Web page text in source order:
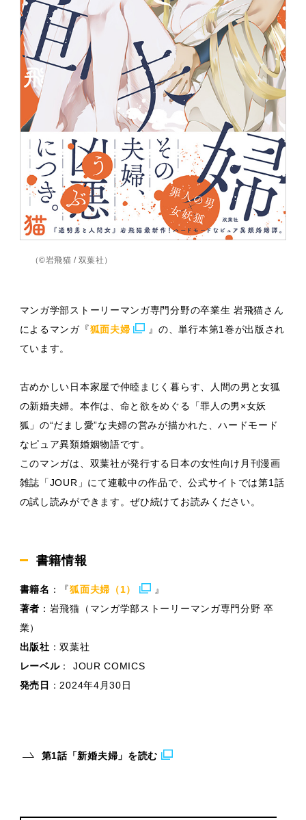
（©岩飛猫 / 双葉社）
マンガ学部ストーリーマンガ専門分野の卒業生 岩飛猫さん
によるマンガ『狐面夫婦
』の、単行本第1巻が出版され
ています。
古めかしい日本家屋で仲睦まじく暮らす、人間の男と女狐
の新婚夫婦。本作は、命と欲をめぐる「罪人の男×女妖
狐」の“だまし愛”な夫婦の営みが描かれた、ハードモード
なピュア異類婚姻物語です。
このマンガは、双葉社が発行する日本の女性向け月刊漫画
雑誌「JOUR」にて連載中の作品で、公式サイトでは第1話
の試し読みができます。ぜひ続けてお読みください。
書籍情報
書籍名 ：『狐面夫婦（1）
』
著者 ：岩飛猫（マンガ学部ストーリーマンガ専門分野 卒
業）
出版社 ：双葉社
レーベル： JOUR COMICS
発売日
：2024年4月30日
第1話「新婚夫婦」を読む